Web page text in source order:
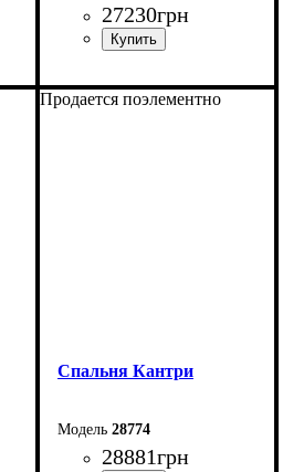
27230грн
Продается поэлементно
Спальня Кантри
28774
28881грн